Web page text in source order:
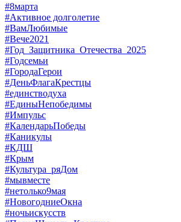
#8марта
#Активное долголетие
#ВамЛюбимые
#Вече2021
#Год_Защитника_Отечества_2025
#Годсемьи
#ГородаГерои
#ДеньФлагаКрестцы
#единстводуха
#ЕдиныНепобедимы
#Импульс
#КалендарьПобеды
#Каникулы
#КДШ
#Крым
#Культура_ряДом
#мывместе
#нетолько9мая
#НовогодниеОкна
#ночьискусств